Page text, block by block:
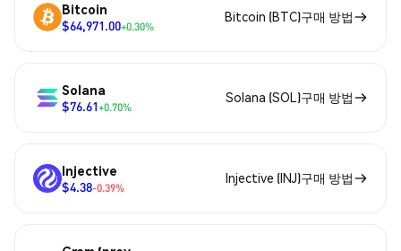
Bitcoin
$64,971.00+0.30%
Bitcoin (BTC)구매 방법
Solana
$76.61+0.70%
Solana (SOL)구매 방법
Injective
$4.38-0.39%
Injective (INJ)구매 방법